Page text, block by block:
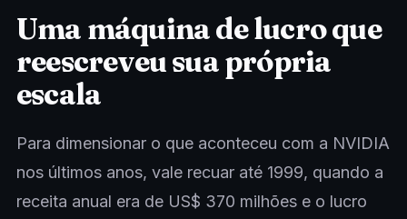
Uma máquina de lucro que
reescreveu sua própria
escala
Para dimensionar o que aconteceu com a NVIDIA
nos últimos anos, vale recuar até 1999, quando a
receita anual era de US$ 370 milhões e o lucro